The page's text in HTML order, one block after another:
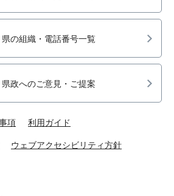
県の組織・電話番号一覧
県政へのご意見・ご提案
項 利用ガイド
ウェブアクセシビリティ方針